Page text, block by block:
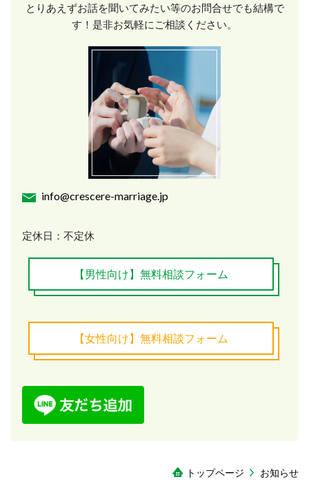
とりあえずお話を聞いてみたい等のお問合せでも結構で
す！是非お気軽にご相談ください。
info@crescere-marriage.jp
定休日：不定休
【男性向け】無料相談フォーム
【女性向け】無料相談フォーム
トップページ お知らせ